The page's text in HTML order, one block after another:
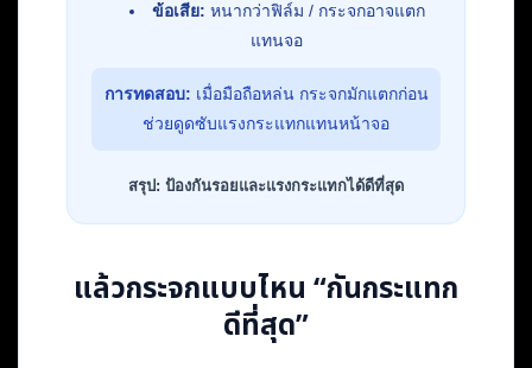
ข้อเสีย: หนากว่าฟิล์ม / กระจกอาจแตก
แทนจอ
การทดสอบ: เมื่อมือถือหล่น กระจกมักแตกก่อน
ช่วยดูดซับแรงกระแทกแทนหน้าจอ
สรุป: ป้องกันรอยและแรงกระแทกได้ดีที่สุด
แล้วกระจกแบบไหน “กันกระแทก
ดีที่สุด”